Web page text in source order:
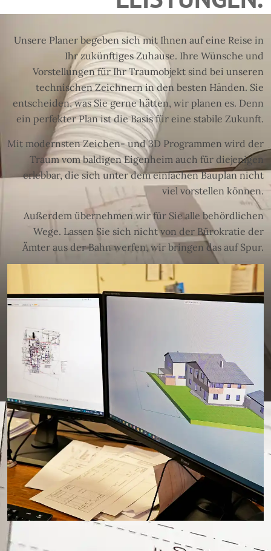
Unsere Planer begeben sich mit Ihnen auf eine Reise in
Ihr zukünftiges Zuhause. Ihre Wünsche und
Vorstellungen für Ihr Traumobjekt sind bei unseren
technischen Zeichnern in den besten Händen. Sie
entscheiden, was Sie gerne hätten, wir planen es. Denn
ein perfekter Plan ist die Basis für eine stabile Zukunft.
Mit modernsten Zeichen- und 3D Programmen wird der
Traum vom baldigen Eigenheim auch für diejenigen
erlebbar, die sich unter dem einfachen Bauplan nicht
viel vorstellen können.
Außerdem übernehmen wir für Sie alle behördlichen
Wege. Lassen Sie sich nicht von der Bürokratie der
Ämter aus der Bahn werfen, wir bringen das auf Spur.